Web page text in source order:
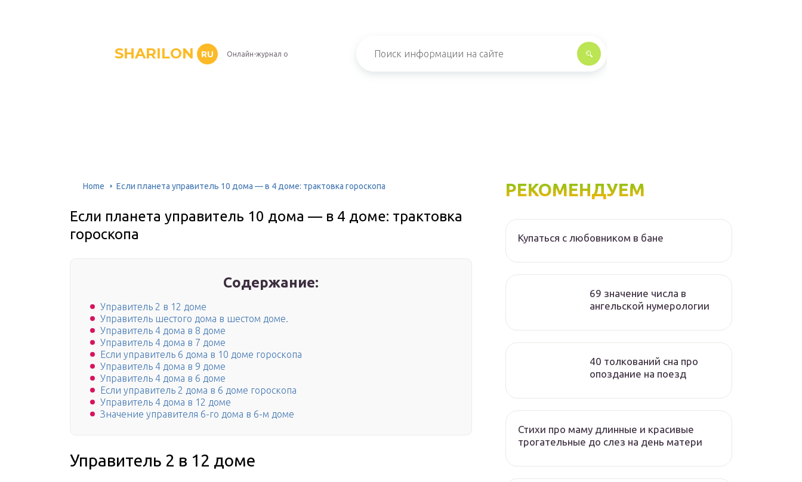
SHARILON RU Онлайн-журнал о
Home Если планета управитель 10 дома — в 4 доме: трактовка гороскопа
Если планета управитель 10 дома — в 4 доме: трактовка
гороскопа
Содержание:
Управитель 2 в 12 доме
Управитель шестого дома в шестом доме.
Управитель 4 дома в 8 доме
Управитель 4 дома в 7 доме
Если управитель 6 дома в 10 доме гороскопа
Управитель 4 дома в 9 доме
Управитель 4 дома в 6 доме
Если управитель 2 дома в 6 доме гороскопа
Управитель 4 дома в 12 доме
Значение управителя 6-го дома в 6-м доме
Управитель 2 в 12 доме
РЕКОМЕНДУЕМ
Купаться с любовником в бане
69 значение числа в
ангельской нумерологии
40 толкований сна про
опоздание на поезд
Стихи про маму длинные и красивые
трогательные до слез на день матери